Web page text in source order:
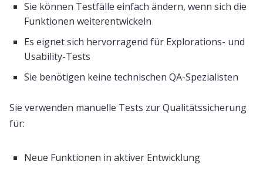
Sie können Testfälle einfach ändern, wenn sich die
Funktionen weiterentwickeln
Es eignet sich hervorragend für Explorations- und
Usability-Tests
Sie benötigen keine technischen QA-Spezialisten
Sie verwenden manuelle Tests zur Qualitätssicherung
für:
Neue Funktionen in aktiver Entwicklung